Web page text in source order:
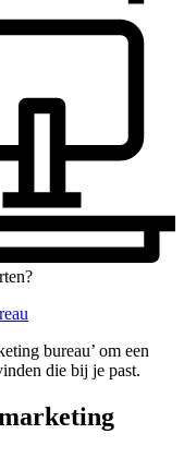
bureau’ om een
die bij je past.